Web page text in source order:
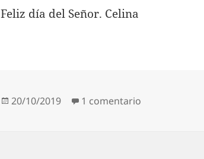
Feliz día del Señor. Celina
Publicado
20/10/2019 1 comentario